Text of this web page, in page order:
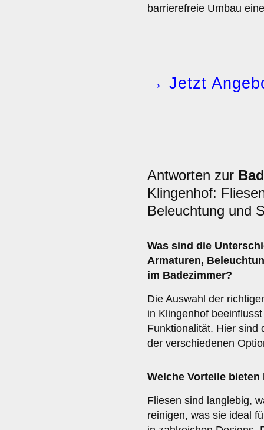
barrierefreie Umbau
→ Jetzt
Antworten zur
Klingenhof:
Beleuchtung und
Was sind die
Armaturen,
im Badezimmer?
Die Auswahl der
in Klingenhof
Funktionalität. Hier sind
der verschiedenen
Welche Vorteile bieten
Fliesen sind langlebig,
reinigen, was sie ideal